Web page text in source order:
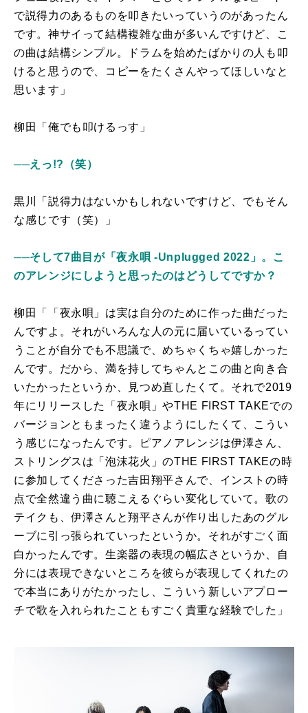
で説得力のあるものを叩きたいっていうのがあったん
です。神サイって結構複雑な曲が多いんですけど、こ
の曲は結構シンプル。ドラムを始めたばかりの人も叩
けると思うので、コピーをたくさんやってほしいなと
思います」
柳田「俺でも叩けるっす」
──えっ!?（笑）
黒川「説得力はないかもしれないですけど、でもそん
な感じです（笑）」
──そして7曲目が「夜永唄 -Unplugged 2022」。こ
のアレンジにしようと思ったのはどうしてですか？
柳田「「夜永唄」は実は自分のために作った曲だった
んですよ。それがいろんな人の元に届いているってい
うことが自分でも不思議で、めちゃくちゃ嬉しかった
んです。だから、満を持してちゃんとこの曲と向き合
いたかったというか、見つめ直したくて。それで2019
年にリリースした「夜永唄」やTHE FIRST TAKEでの
バージョンともまったく違うようにしたくて、こうい
う感じになったんです。ピアノアレンジは伊澤さん、
ストリングスは「泡沫花火」のTHE FIRST TAKEの時
に参加してくださった吉田翔平さんで、インストの時
点で全然違う曲に聴こえるぐらい変化していて。歌の
テイクも、伊澤さんと翔平さんが作り出したあのグル
ーブに引っ張られていったというか。それがすごく面
白かったんです。生楽器の表現の幅広さというか、自
分には表現できないところを彼らが表現してくれたの
で本当にありがたかったし、こういう新しいアプロー
チで歌を入れられたこともすごく貴重な経験でした」